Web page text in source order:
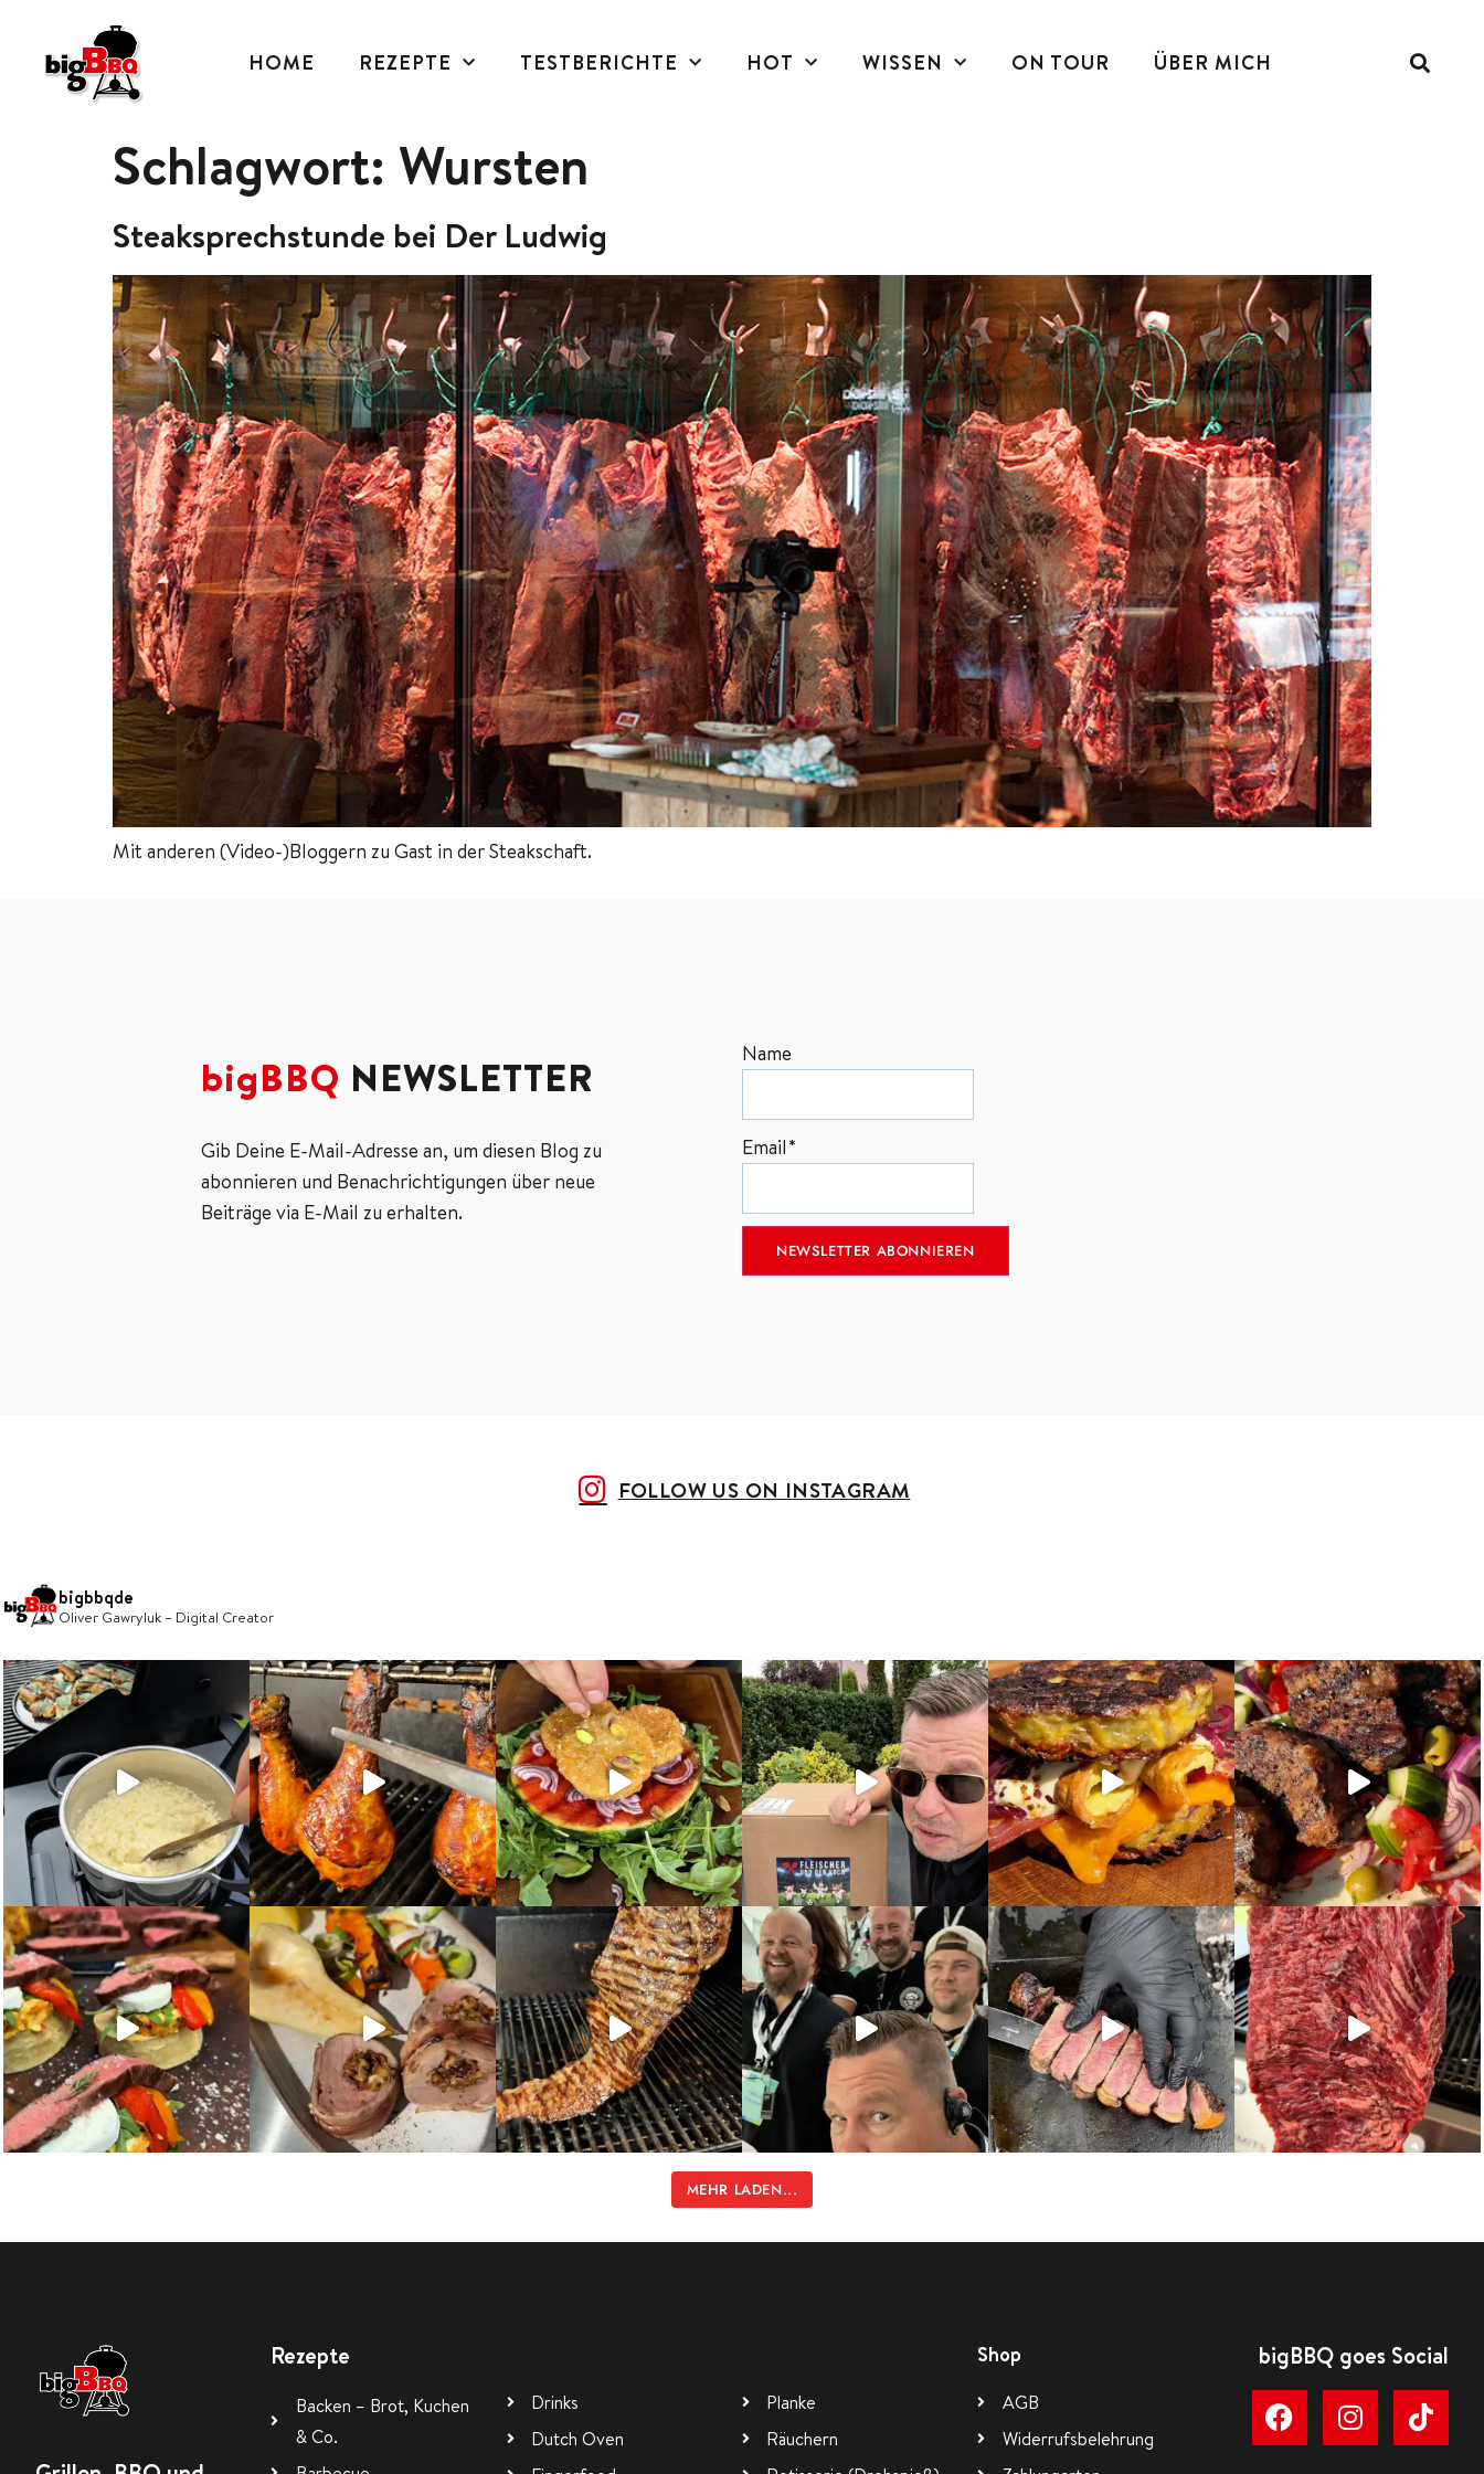
HOME REZEPTE TESTBERICHTE HOT WISSEN ON TOUR ÜBER MICH
Schlagwort: Wursten
Steaksprechstunde bei Der Ludwig
Mit anderen (Video-)Bloggern zu Gast in der Steakschaft.
bigBBQ NEWSLETTER
Gib Deine E-Mail-Adresse an, um diesen Blog zu
abonnieren und Benachrichtigungen über neue
Beiträge via E-Mail zu erhalten.
Name
Email*
FOLLOW US ON INSTAGRAM
bigbbqde
Oliver Gawryluk – Digital Creator
MEHR LADEN...
Rezepte
Backen – Brot, Kuchen
& Co.
Drinks
Dutch Oven
Planke
Räuchern
Shop
AGB
Widerrufsbelehrung
bigBBQ goes Social